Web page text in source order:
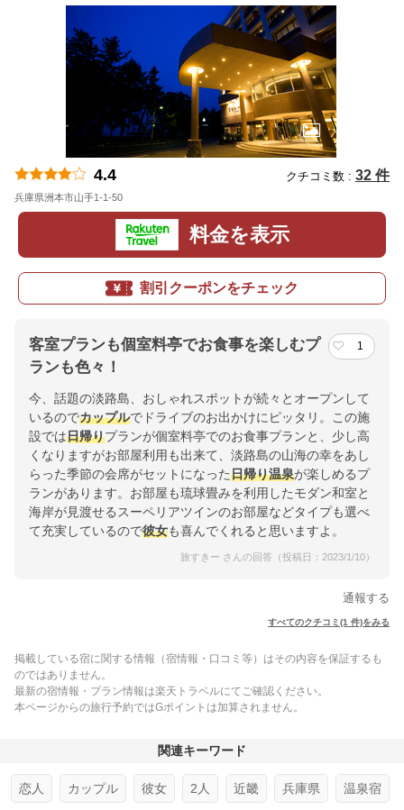
4.4 クチコミ数 : 32 件
兵庫県洲本市山手1-1-50
料金を表示
割引クーポンをチェック
客室プランも個室料亭でお食事を楽しむプ
ランも色々！
1
今、話題の淡路島、おしゃれスポットが続々とオープンして
いるのでカップルでドライブのお出かけにピッタリ。この施
設では日帰りプランが個室料亭でのお食事プランと、少し高
くなりますがお部屋利用も出来て、淡路島の山海の幸をあし
らった季節の会席がセットになった日帰り温泉が楽しめるプ
ランがあります。お部屋も琉球畳みを利用したモダン和室と
海岸が見渡せるスーペリアツインのお部屋などタイプも選べ
て充実しているので彼女も喜んでくれると思いますよ。
旅すきー さんの回答（投稿日：2023/1/10）
通報する
すべてのクチコミ(1 件)をみる
掲載している宿に関する情報（宿情報・口コミ等）はその内容を保証するも
のではありません。
最新の宿情報・プラン情報は楽天トラベルにてご確認ください。
本ページからの旅行予約ではGポイントは加算されません。
関連キーワード
恋人 カップル 彼女 2人 近畿 兵庫県 温泉宿